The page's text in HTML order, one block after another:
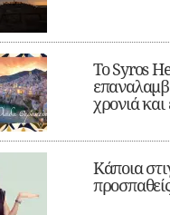
Το Syros
χρονιά
Κάποια